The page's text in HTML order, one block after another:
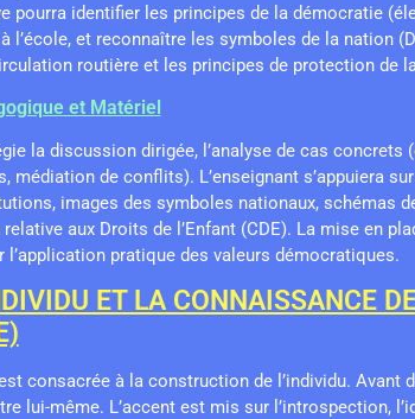
pourra identifier les principes de la démocratie
l’école, et reconnaître les symboles de la nation
routière et les principes de protection de
et Matériel
la discussion dirigée, l’analyse de cas
médiation de conflits). L’enseignant s’appuiera
images des symboles nationaux, schémas
aux Droits de l’Enfant (CDE). La mise en
l’application pratique des valeurs démocratiques.
ET LA CONNAISSANCE
consacrée à la construction de l’individu. Avant
lui-même. L’accent est mis sur l’introspection,